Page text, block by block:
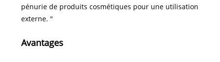
pénurie de produits cosmétiques pour une utilisation
externe. "
Avantages